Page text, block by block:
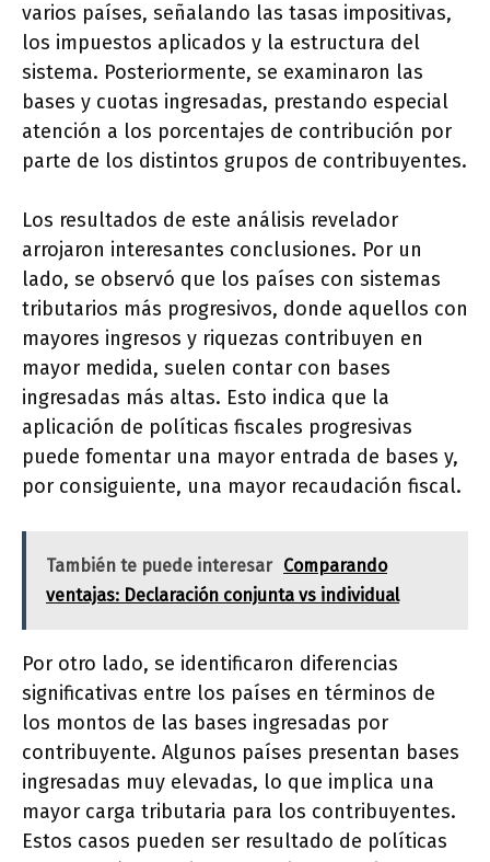
varios países, señalando las tasas impositivas,
los impuestos aplicados y la estructura del
sistema. Posteriormente, se examinaron las
bases y cuotas ingresadas, prestando especial
atención a los porcentajes de contribución por
parte de los distintos grupos de contribuyentes.
Los resultados de este análisis revelador
arrojaron interesantes conclusiones. Por un
lado, se observó que los países con sistemas
tributarios más progresivos, donde aquellos con
mayores ingresos y riquezas contribuyen en
mayor medida, suelen contar con bases
ingresadas más altas. Esto indica que la
aplicación de políticas fiscales progresivas
puede fomentar una mayor entrada de bases y,
por consiguiente, una mayor recaudación fiscal.
También te puede interesar Comparando
ventajas: Declaración conjunta vs individual
Por otro lado, se identificaron diferencias
significativas entre los países en términos de
los montos de las bases ingresadas por
contribuyente. Algunos países presentan bases
ingresadas muy elevadas, lo que implica una
mayor carga tributaria para los contribuyentes.
Estos casos pueden ser resultado de políticas